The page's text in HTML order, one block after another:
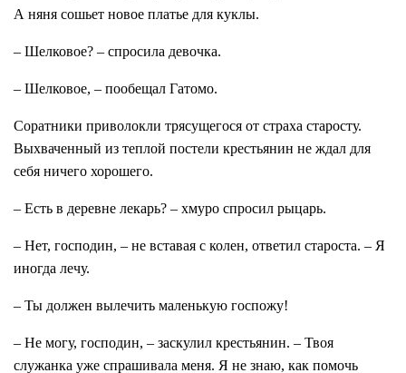
А няня сошьет новое платье для куклы.
– Шелковое? – спросила девочка.
– Шелковое, – пообещал Гатомо.
Соратники приволокли трясущегося от страха старосту.
Выхваченный из теплой постели крестьянин не ждал для
себя ничего хорошего.
– Есть в деревне лекарь? – хмуро спросил рыцарь.
– Нет, господин, – не вставая с колен, ответил староста. – Я
иногда лечу.
– Ты должен вылечить маленькую госпожу!
– Не могу, господин, – заскулил крестьянин. – Твоя
служанка уже спрашивала меня. Я не знаю, как помочь